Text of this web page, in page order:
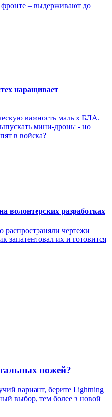
– выдерживают до
наращивает
важность малых БЛА.
мини-дроны - но
в войска?
волонтерских разработках
распространяли чертежи
запатентовал их и готовится
ножей?
вариант, берите Lightning
выбор, тем более в новой